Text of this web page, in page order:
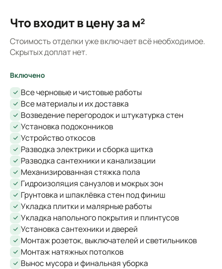
Что входит в цену за м²
Стоимость отделки уже включает всё необходимое.
Скрытых доплат нет.
Включено
Все черновые и чистовые работы
Все материалы и их доставка
Возведение перегородок и штукатурка стен
Установка подоконников
Устройство откосов
Разводка электрики и сборка щитка
Разводка сантехники и канализации
Механизированная стяжка пола
Гидроизоляция санузлов и мокрых зон
Грунтовка и шпаклёвка стен под финиш
Укладка плитки и малярные работы
Укладка напольного покрытия и плинтусов
Установка сантехники и дверей
Монтаж розеток, выключателей и светильников
Монтаж натяжных потолков
Вынос мусора и финальная уборка